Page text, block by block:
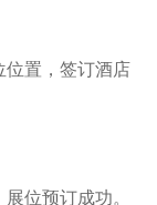
位置，签订酒店
位预订成功。